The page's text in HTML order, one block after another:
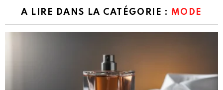
A LIRE DANS LA CATÉGORIE : MODE